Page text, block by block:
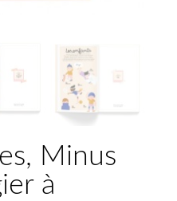
Minus
à